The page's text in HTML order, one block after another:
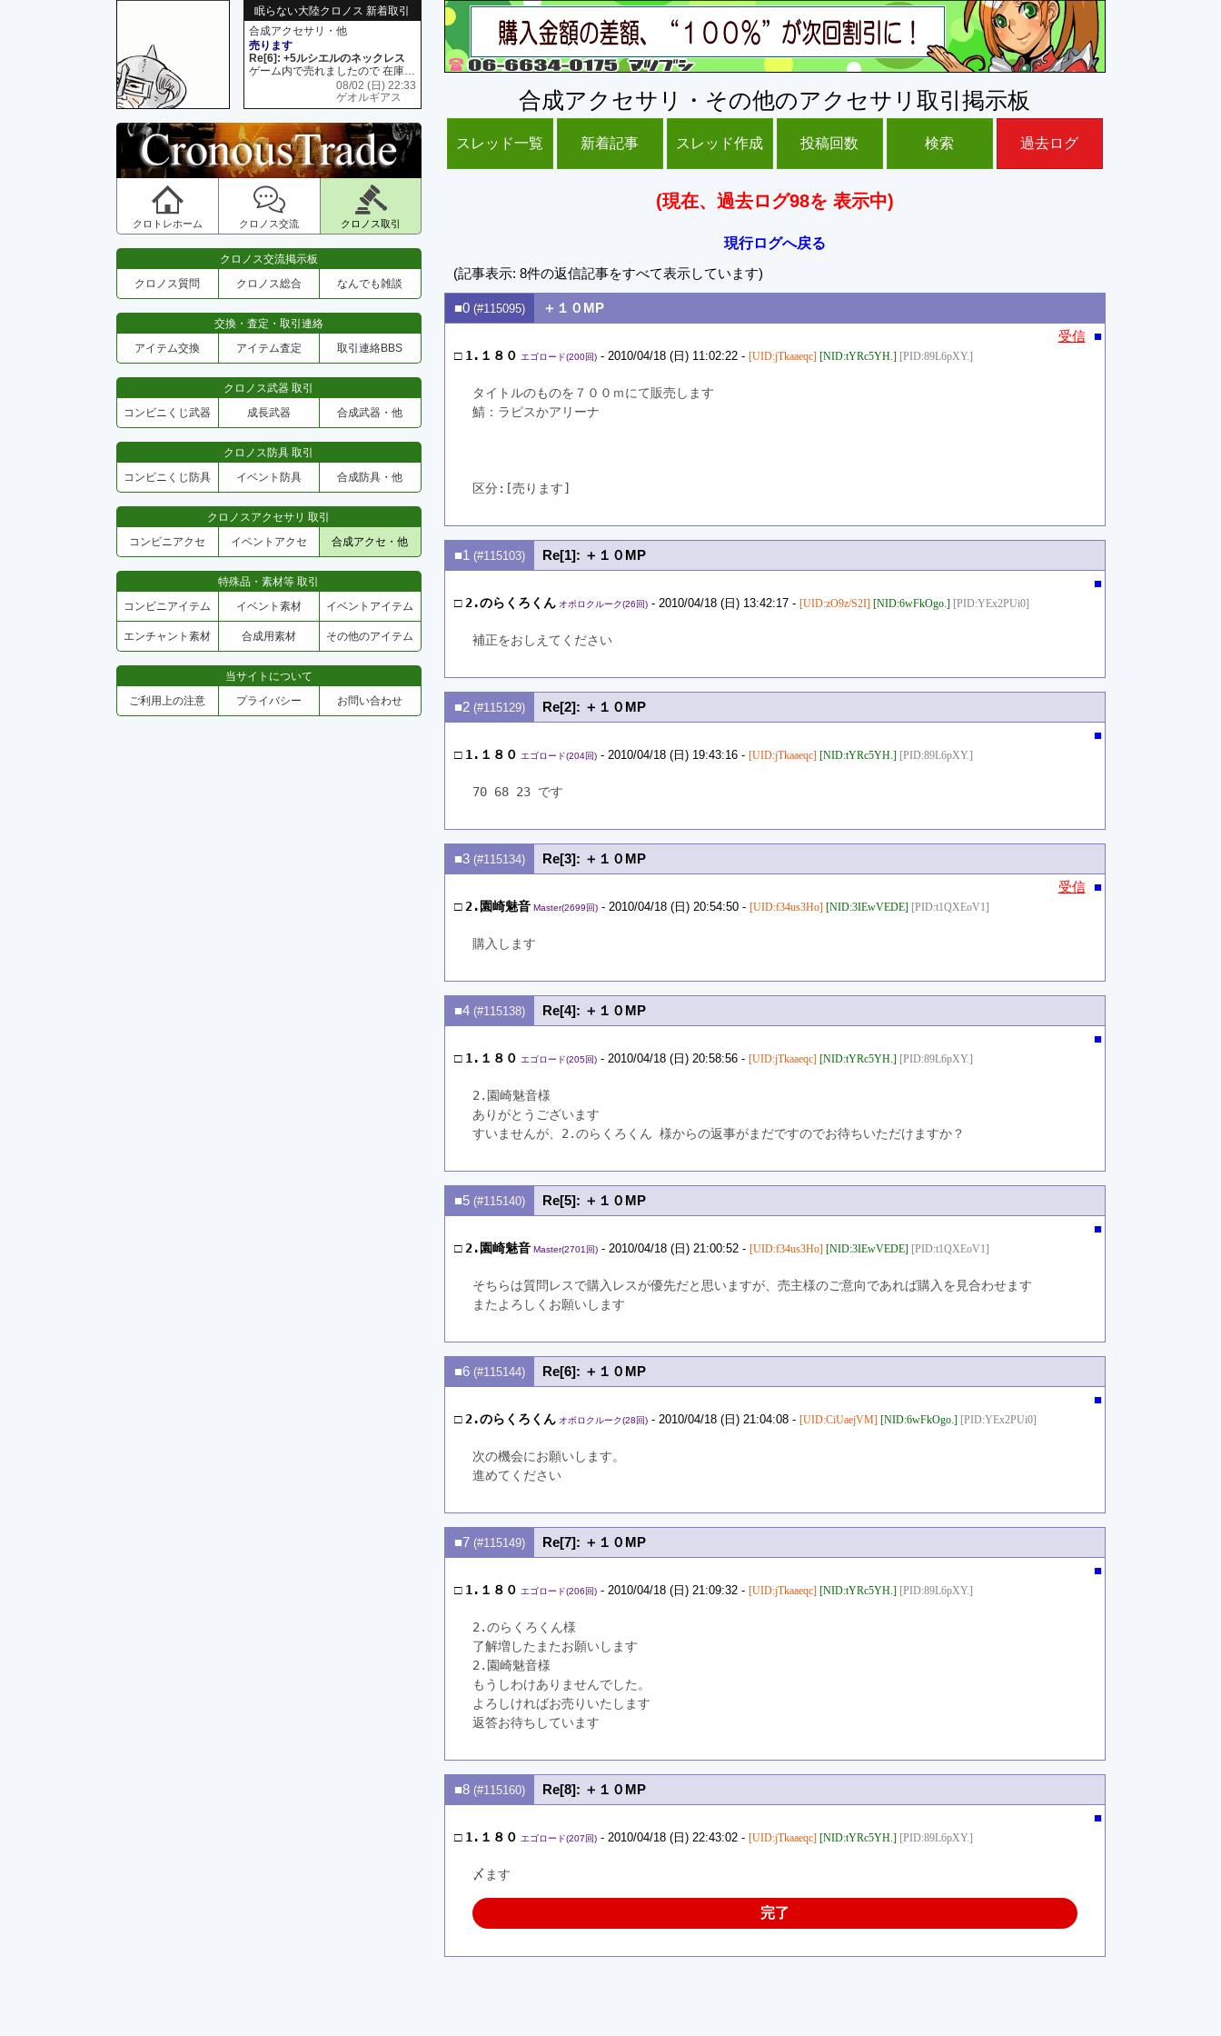
眠らない大陸クロノス 新着取引
合成アクセサリ・他
売ります
Re[6]: +5ルシエルのネックレス
ゲーム内で売れましたので 在庫がネク1 リング4 となります リングのお値段は80G といたします
08/02 (日) 22:33
ゲオルギアス
クロトレホーム クロノス交流 クロノス取引
クロノス交流掲示板
クロノス質問
クロノス総合 なんでも雑談
交換・査定・取引連絡
アイテム交換
アイテム査定 取引連絡BBS
クロノス武器 取引
コンビニくじ武器
成長武器 合成武器・他
クロノス防具 取引
コンビニくじ防具
イベント防具 合成防具・他
クロノスアクセサリ 取引
コンビニアクセ
イベントアクセ 合成アクセ・他
特殊品・素材等 取引
コンビニアイテム
イベント素材 イベントアイテム
エンチャント素材 合成用素材 その他のアイテム
当サイトについて
ご利用上の注意
プライバシー お問い合わせ
合成アクセサリ・その他のアクセサリ取引掲示板
スレッド一覧 新着記事 スレッド作成 投稿回数 検索 過去ログ
(現在、過去ログ98を 表示中)
現行ログへ戻る
(記事表示: 8件の返信記事をすべて表示しています)
■0 (#115095) ＋１０MP
受信 ■
□ 1.１８０ エゴロード(200回)- 2010/04/18 (日) 11:02:22 - [UID:jTkaaeqc] [NID:tYRc5YH.] [PID:89L6pXY.]
タイトルのものを７００ｍにて販売します
鯖：ラピスかアリーナ
区分:[売ります]
■1 (#115103)
Re[1]: ＋１０MP
■
□ 2.のらくろくん オボロクルーク(26回)- 2010/04/18 (日) 13:42:17 - [UID:zO9z/S2I] [NID:6wFkOgo.] [PID:YEx2PUi0]
補正をおしえてください
■2 (#115129)
Re[2]: ＋１０MP
■
□ 1.１８０ エゴロード(204回)- 2010/04/18 (日) 19:43:16 - [UID:jTkaaeqc] [NID:tYRc5YH.] [PID:89L6pXY.]
70 68 23 です
■3 (#115134) Re[3]: ＋１０MP
受信 ■
□ 2.園崎魅音 Master(2699回)- 2010/04/18 (日) 20:54:50 - [UID:f34us3Ho] [NID:3IEwVEDE] [PID:t1QXEoV1]
購入します
■4 (#115138)
Re[4]: ＋１０MP
■
□ 1.１８０ エゴロード(205回)- 2010/04/18 (日) 20:58:56 - [UID:jTkaaeqc] [NID:tYRc5YH.] [PID:89L6pXY.]
2.園崎魅音様
ありがとうございます
すいませんが、2.のらくろくん 様からの返事がまだですのでお待ちいただけますか？
■5 (#115140)
Re[5]: ＋１０MP
■
□ 2.園崎魅音 Master(2701回)- 2010/04/18 (日) 21:00:52 - [UID:f34us3Ho] [NID:3IEwVEDE] [PID:t1QXEoV1]
そちらは質問レスで購入レスが優先だと思いますが、売主様のご意向であれば購入を見合わせます
またよろしくお願いします
■6 (#115144)
Re[6]: ＋１０MP
■
□ 2.のらくろくん オボロクルーク(28回)- 2010/04/18 (日) 21:04:08 - [UID:CiUaejVM] [NID:6wFkOgo.] [PID:YEx2PUi0]
次の機会にお願いします。
進めてください
■7 (#115149)
Re[7]: ＋１０MP
■
□ 1.１８０ エゴロード(206回)- 2010/04/18 (日) 21:09:32 - [UID:jTkaaeqc] [NID:tYRc5YH.] [PID:89L6pXY.]
2.のらくろくん様
了解増したまたお願いします
2.園崎魅音様
もうしわけありませんでした。
よろしければお売りいたします
返答お待ちしています
■8 (#115160)
Re[8]: ＋１０MP
■
□ 1.１８０ エゴロード(207回)- 2010/04/18 (日) 22:43:02 - [UID:jTkaaeqc] [NID:tYRc5YH.] [PID:89L6pXY.]
〆ます
完了